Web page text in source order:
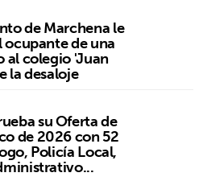
de Marchena le
ocupante de una
colegio 'Juan
la desaloje
su Oferta de
de 2026 con 52
Policía Local,